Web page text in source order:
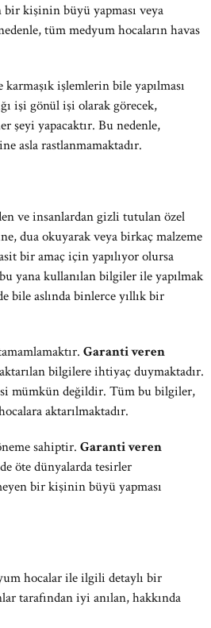
kişinin büyü yapması veya
tüm medyum hocaların havas
işlemlerin bile yapılması
işi gönül işi olarak görecek,
şeyi yapacaktır. Bu nedenle,
asla rastlanmamaktadır.
ve insanlardan gizli tutulan özel
dua okuyarak veya birkaç malzeme
bir amaç için yapılıyor olursa
yana kullanılan bilgiler ile yapılmak
bile aslında binlerce yıllık bir
Garanti veren
bilgilere ihtiyaç duymaktadır.
mümkün değildir. Tüm bu bilgiler,
aktarılmaktadır.
sahiptir. Garanti veren
öte dünyalarda tesirler
bir kişinin büyü yapması
hocalar ile ilgili detaylı bir
tarafından iyi anılan, hakkında